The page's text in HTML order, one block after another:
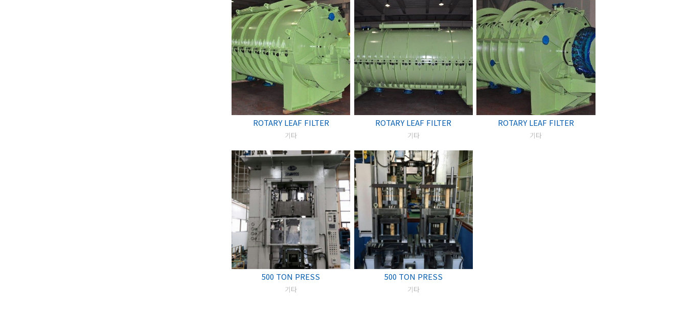
ROTARY LEAF FILTER
기타
ROTARY LEAF FILTER
기타
ROTARY LEAF FILTER
기타
500 TON PRESS
기타
500 TON PRESS
기타